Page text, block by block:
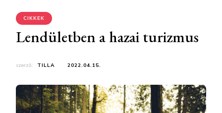
CIKKEK
Lendületben a hazai turizmus
szerző: TILLA 2022.04.15.